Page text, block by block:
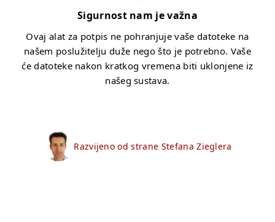
Sigurnost nam je važna
Ovaj alat za potpis ne pohranjuje vaše datoteke na
našem poslužitelju duže nego što je potrebno. Vaše
će datoteke nakon kratkog vremena biti uklonjene iz
našeg sustava.
Razvijeno od strane Stefana Zieglera